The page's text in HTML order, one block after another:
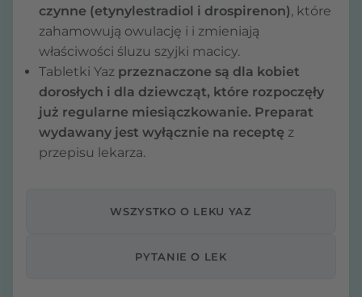
czynne (etynylestradiol i drospirenon), które
zahamowują owulację i i zmieniają
właściwości śluzu szyjki macicy.
Tabletki Yaz przeznaczone są dla kobiet
dorosłych i dla dziewcząt, które rozpoczęły
już regularne miesiączkowanie. Preparat
wydawany jest wyłącznie na receptę z
przepisu lekarza.
WSZYSTKO O LEKU YAZ
PYTANIE O LEK